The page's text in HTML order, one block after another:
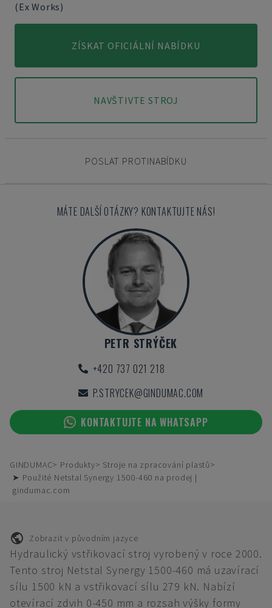
(Ex Works)
ZÍSKAT OFICIÁLNÍ NABÍDKU
NAVŠTIVTE STROJ
POSLAT PROTINABÍDKU
MÁTE DALŠÍ OTÁZKY? KONTAKTUJTE NÁS!
PETR STRÝČEK
+420 737 021 218
P.STRYCEK@GINDUMAC.COM
KONTAKTUJTE NA WHATSAPP
GINDUMAC Produkty
Stroje na zpracování plastů
➤ Použité Netstal Synergy 1500-460 na prodej |
gindumac.com
Zobrazit v původním jazyce
Hydraulický vstřikovací stroj vyrobený v roce 2000.
Tento stroj Netstal Synergy 1500-460 má uzavírací
sílu 1500 kN a vstřikovací sílu 279 kN. Nabízí
otevírací zdvih 0-450 mm a rozsah výšky formy